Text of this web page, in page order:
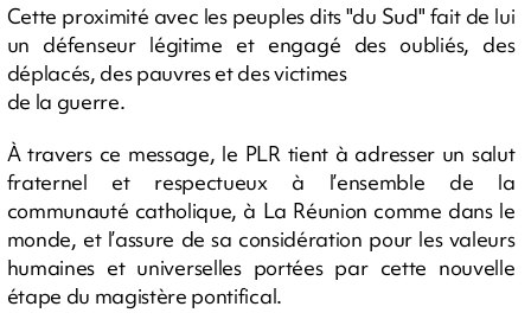
Cette proximité avec les peuples dits "du Sud" fait de lui
un défenseur légitime et engagé des oubliés, des
déplacés, des pauvres et des victimes
de la guerre.
À travers ce message, le PLR tient à adresser un salut
fraternel et respectueux à l’ensemble de la
communauté catholique, à La Réunion comme dans le
monde, et l’assure de sa considération pour les valeurs
humaines et universelles portées par cette nouvelle
étape du magistère pontifical.